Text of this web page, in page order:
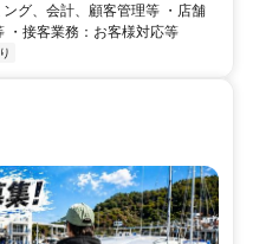
グ、会計、顧客管理等 ・店舗
・接客業務：お客様対応等